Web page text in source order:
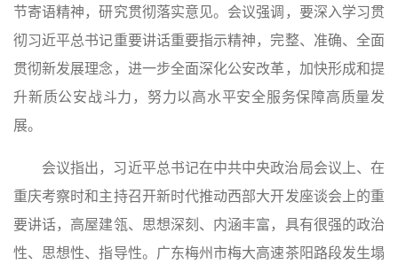
节寄语精神，研究贯彻落实意见。会议强调，要深入学习贯
彻习近平总书记重要讲话重要指示精神，完整、准确、全面
贯彻新发展理念，进一步全面深化公安改革，加快形成和提
升新质公安战斗力，努力以高水平安全服务保障高质量发
展。
会议指出，习近平总书记在中共中央政治局会议上、在
重庆考察时和主持召开新时代推动西部大开发座谈会上的重
要讲话，高屋建瓴、思想深刻、内涵丰富，具有很强的政治
性、思想性、指导性。广东梅州市梅大高速茶阳路段发生塌